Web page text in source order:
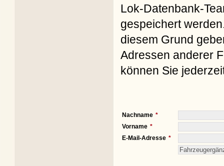
Lok-Datenbank-
gespeichert
diesem Grund
Adressen anderer
können Sie
Nachname
Vorname
E-Mail-Adresse